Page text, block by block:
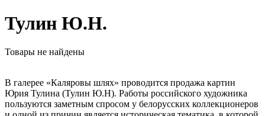
Тулин Ю.Н.
Товары не найдены
В галерее «Каляровы шлях» проводится продажа картин
Юрия Тулина (Тулин Ю.Н). Работы российского художника
пользуются заметным спросом у белорусских коллекционеров